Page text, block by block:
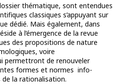
thématique, sont entendues
classiques s’appuyant sur
dédié. Mais également, dans
à l’émergence de la revue
des propositions de nature
voire
permettront de renouveler
formes et normes info-
la rationalisation.